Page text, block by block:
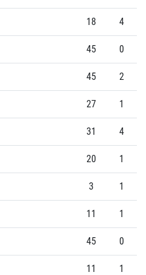
18 4
45 0
45 2
27 1
31 4
20 1
3 1
11 1
45 0
11 1